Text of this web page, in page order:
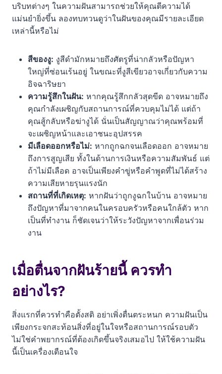
บริบทต่างๆ ในความฝันสามารถช่วยให้คุณตีความได้
แม่นยำยิ่งขึ้น ลองทบทวนดูว่าในฝันของคุณมีรายละเอียด
เหล่านี้หรือไม่
สีของงู: งูสีดำมักหมายถึงศัตรูที่น่ากลัวหรือปัญหา
ใหญ่ที่ซ่อนเร้นอยู่ ในขณะที่งูสีเขียวอาจเกี่ยวกับความ
อิจฉาริษยา
ความรู้สึกในฝัน: หากคุณรู้สึกกลัวสุดขีด อาจหมายถึง
คุณกำลังเผชิญกับสถานการณ์ที่ควบคุมไม่ได้ แต่ถ้า
คุณสู้กลับหรือฆ่างูได้ นั่นเป็นสัญญาณว่าคุณพร้อมที่
จะเผชิญหน้าและเอาชนะอุปสรรค
มีเลือดออกหรือไม่: หากถูกฉกจนเลือดออก อาจหมาย
ถึงการสูญเสีย ทั้งในด้านการเงินหรือความสัมพันธ์ แต่
ถ้าไม่มีเลือด อาจเป็นเพียงคำขู่หรือคำพูดที่ไม่ได้สร้าง
ความเสียหายรุนแรงนัก
สถานที่ที่เกิดเหตุ: หากฝันว่าถูกงูฉกในบ้าน อาจหมาย
ถึงปัญหาที่มาจากคนในครอบครัวหรือคนใกล้ตัว หาก
เป็นที่ทำงาน ก็ชัดเจนว่าให้ระวังปัญหาจากเพื่อนร่วม
งาน
เมื่อตื่นจากฝันร้ายนี้ ควรทำ
อย่างไร?
สิ่งแรกที่ควรทำคือตั้งสติ อย่าเพิ่งตื่นตระหนก ความฝันเป็น
เพียงกระจกสะท้อนสิ่งที่อยู่ในใจหรือสถานการณ์รอบตัว
ไม่ใช่คำพยากรณ์ที่ต้องเกิดขึ้นจริงเสมอไป ให้ใช้ความฝัน
นี้เป็นเครื่องเตือนใจ